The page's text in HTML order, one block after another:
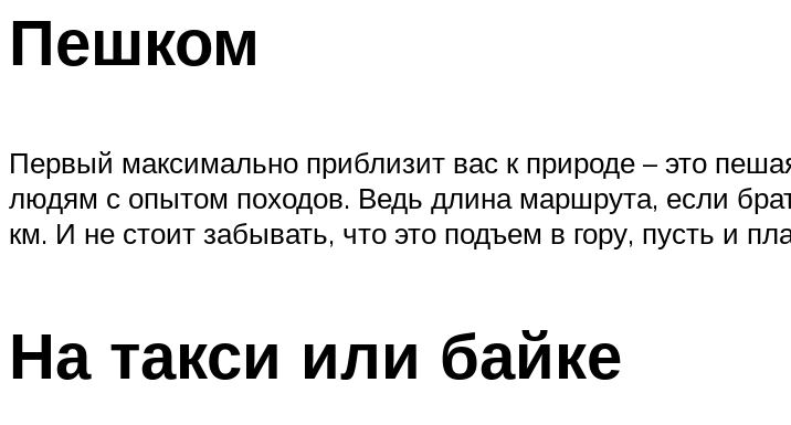
Пешком
Первый максимально приблизит вас к природе – это
людям с опытом походов. Ведь длина маршрута, если
км. И не стоит забывать, что это подъем в гору, пусть и
На такси или байке